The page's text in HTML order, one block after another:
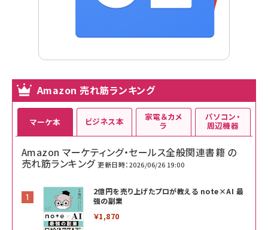
Amazon 売れ筋ランキング
マーケ本
Amazon マーケティング・セールス全般関連書籍 の
売れ筋ランキング 更新日時：2026/06/26 19:00
2億円を売り上げたプロが教える note×AI 最
強の副業
￥1,870
ビジネス本 家電＆カメ
ラ
パソコン・
周辺機器